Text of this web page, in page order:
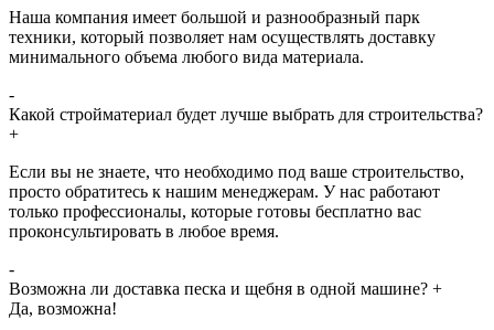
Наша компания имеет большой и разнообразный парк
техники, который позволяет нам осуществлять доставку
минимального объема любого вида материала.
-
Какой стройматериал будет лучше выбрать для строительства?
+
Если вы не знаете, что необходимо под ваше строительство,
просто обратитесь к нашим менеджерам. У нас работают
только профессионалы, которые готовы бесплатно вас
проконсультировать в любое время.
-
Возможна ли доставка песка и щебня в одной машине? +
Да, возможна!